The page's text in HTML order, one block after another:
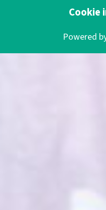
Cookie
Powered